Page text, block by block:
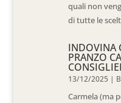
quali non
di tutte le
INDOVINA
PRANZO
13/12/2025 |
Carmela (ma